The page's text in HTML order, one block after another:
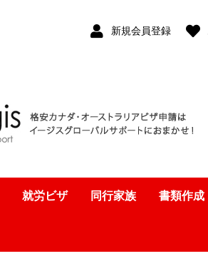
新規会員登録
就労ビザ 同行家族 書類作成